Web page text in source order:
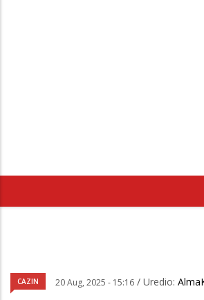
CAZIN 20 Aug, 2025 - 15:16 / Uredio: